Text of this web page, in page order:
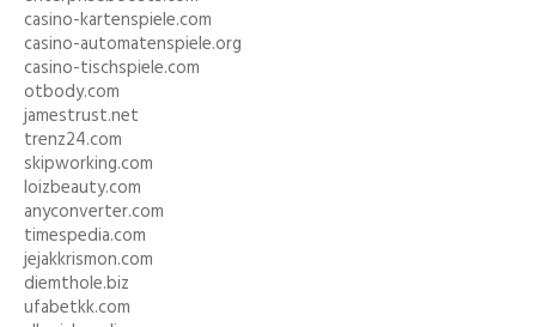
casino-kartenspiele.com
casino-automatenspiele.org
casino-tischspiele.com
otbody.com
jamestrust.net
trenz24.com
skipworking.com
loizbeauty.com
anyconverter.com
timespedia.com
jejakkrismon.com
diemthole.biz
ufabetkk.com